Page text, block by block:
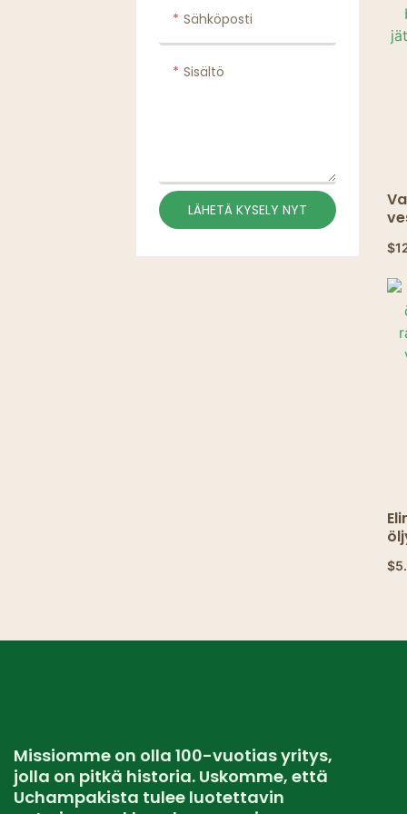
$
$
Sähköposti
Sisältö
LÄHETÄ KYSELY NYT
Missiomme on olla 100-vuotias yritys,
jolla on pitkä historia. Uskomme, että
Uchampakista tulee luotettavin